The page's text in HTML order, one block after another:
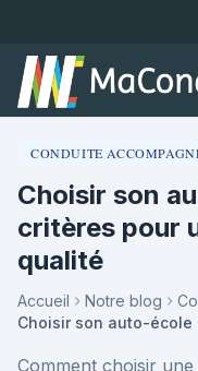
CONDUITE
Choisir son
critères pour
qualité
Accueil Notre blog
Comment choisir